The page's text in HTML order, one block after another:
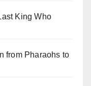
King Who
from Pharaohs to